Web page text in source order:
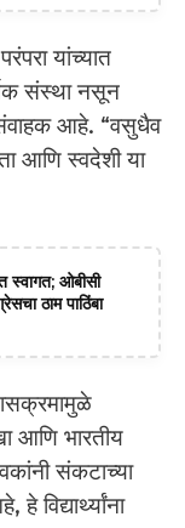
यांच्यात
संस्था नसून
आहे. “वसुधैव
आणि स्वदेशी या
स्वागत; ओबीसी
ठाम पाठिंबा
आणि भारतीय
संकटाच्या
विद्यार्थ्यांना